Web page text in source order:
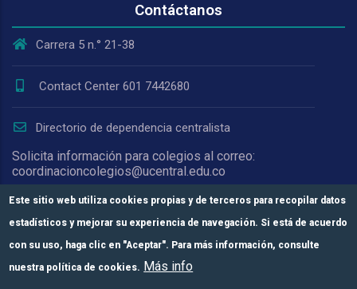
Contáctanos
Carrera 5 n.° 21-38
Contact Center 601 7442680
Directorio de dependencia centralista
Solicita información para colegios al correo:
coordinacioncolegios@ucentral.edu.co
Para notificaciones judiciales escribe a:
oficinajuridica@ucentral.edu.co y
secretariageneral@ucentral.edu.co
Este sitio web utiliza cookies propias y de terceros para recopilar datos
estadísticos y mejorar su experiencia de navegación. Si está de acuerdo
con su uso, haga clic en "Aceptar". Para más información, consulte
nuestra política de cookies. Más info